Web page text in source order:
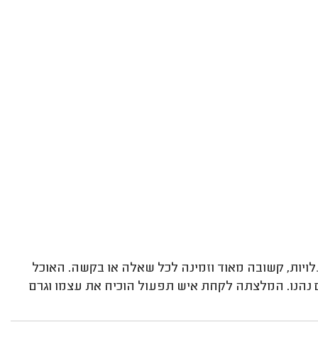
קשובה מאוד וזמינה לכל שאלה או בקשה. האוכל
נהנו. המלצתה לקחת איש תפעול הוכיח את עצמו וגרם